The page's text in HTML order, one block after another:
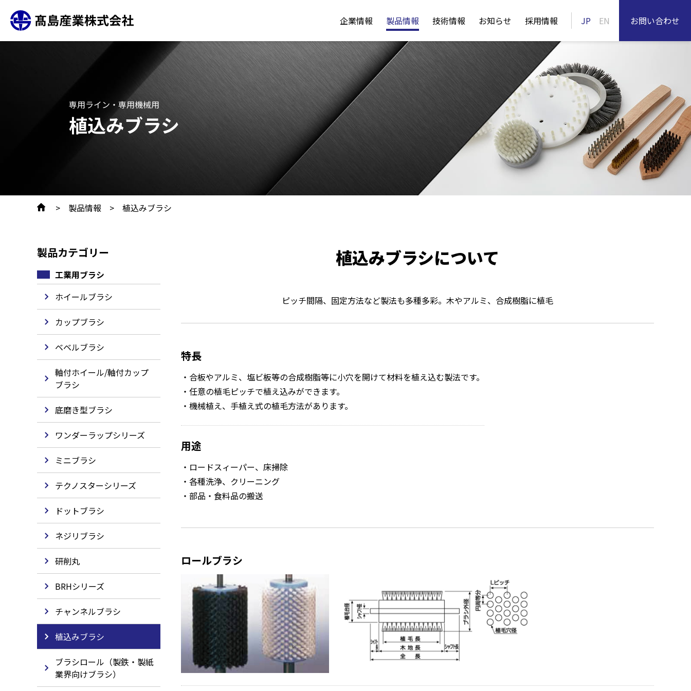
i
企業情報 製品情報 技術情報 お知らせ 採用情報 JP EN お問い合わせ
専用ライン・専用機械用
植込みブラシ
製品情報 植込みブラシ
植込みブラシについて
ピッチ間隔、固定方法など製法も多種多彩。木やアルミ、合成樹脂に植毛
特長
合板やアルミ、塩ビ板等の合成樹脂等に小穴を開けて材料を植え込む製法です。
任意の植毛ピッチで植え込みができます。
機械植え、手植え式の植毛方法があります。
用途
ロードスィーパー、床掃除
各種洗浄、クリーニング
部品・食料品の搬送
ロールブラシ
製品カテゴリー
工業用ブラシ
ホイールブラシ
カップブラシ
ベベルブラシ
軸付ホイール/軸付カップ
ブラシ
底磨き型ブラシ
ワンダーラップシリーズ
ミニブラシ
テクノスターシリーズ
ドットブラシ
ネジリブラシ
研削丸
BRHシリーズ
チャンネルブラシ
植込みブラシ
ブラシロール（製鉄・製紙
業界向けブラシ）